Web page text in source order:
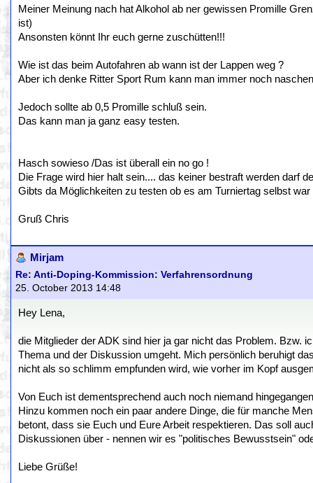
Meiner Meinung nach hat Alkohol ab ner gewissen Promille
ist)
Ansonsten könnt Ihr euch gerne zuschütten!!!
Wie ist das beim Autofahren ab wann ist der Lappen weg ?
Aber ich denke Ritter Sport Rum kann man immer noch
Jedoch sollte ab 0,5 Promille schluß sein.
Das kann man ja ganz easy testen.
Hasch sowieso /Das ist überall ein no go !
Die Frage wird hier halt sein.... das keiner bestraft werden darf
Gibts da Möglichkeiten zu testen ob es am Turniertag selbst war
Gruß Chris
Mirjam
Re: Anti-Doping-Kommission: Verfahrensordnung
25. October 2013 14:48
Hey Lena,
die Mitglieder der ADK sind hier ja gar nicht das Problem. Bzw.
Thema und der Diskussion umgeht. Mich persönlich beruhigt
nicht als so schlimm empfunden wird, wie vorher im Kopf
Von Euch ist dementsprechend auch noch niemand
Hinzu kommen noch ein paar andere Dinge, die für manche
betont, dass sie Euch und Eure Arbeit respektieren. Das soll
Diskussionen über - nennen wir es "politisches Bewusstsein"
Liebe Grüße!